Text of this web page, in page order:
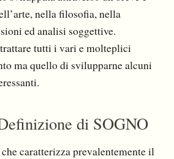
nella filosofia, nella
ed analisi soggettive.
tutti i vari e molteplici
ma quello di svilupparne alcuni
di SOGNO
caratterizza prevalentemente il